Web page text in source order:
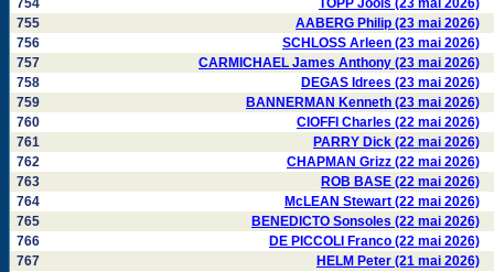
754
TOPP Jools (23 mai 2026)
755
AABERG Philip (23 mai 2026)
756
SCHLOSS Arleen (23 mai 2026)
757
CARMICHAEL James Anthony (23 mai 2026)
758
DEGAS Idrees (23 mai 2026)
759
BANNERMAN Kenneth (23 mai 2026)
760
CIOFFI Charles (22 mai 2026)
761
PARRY Dick (22 mai 2026)
762
CHAPMAN Grizz (22 mai 2026)
763
ROB BASE (22 mai 2026)
764
McLEAN Stewart (22 mai 2026)
765
BENEDICTO Sonsoles (22 mai 2026)
766
DE PICCOLI Franco (22 mai 2026)
767
HELM Peter (21 mai 2026)